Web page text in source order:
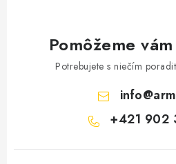
Pomôžeme
Potrebujete s niečím
info@
+421 902